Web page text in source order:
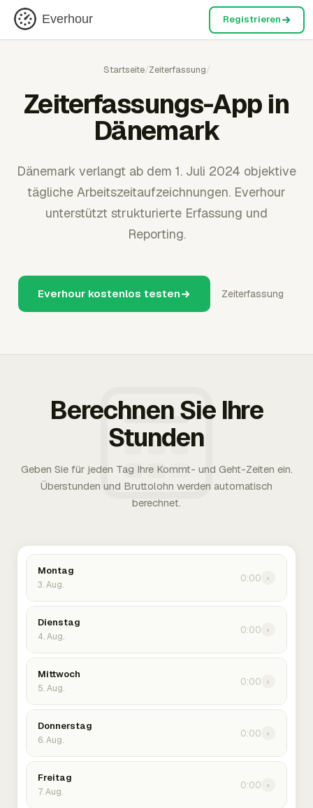
Everhour Registrieren
Startseite/Zeiterfassung/
Zeiterfassungs-App in
Dänemark
Dänemark verlangt ab dem 1. Juli 2024 objektive
tägliche Arbeitszeitaufzeichnungen. Everhour
unterstützt strukturierte Erfassung und
Reporting.
Everhour kostenlos testen Zeiterfassung
Berechnen Sie Ihre
Stunden
Geben Sie für jeden Tag Ihre Kommt- und Geht-Zeiten ein.
Überstunden und Bruttolohn werden automatisch
berechnet.
Montag
3. Aug.
0:00 ›
Dienstag
4. Aug.
0:00 ›
Mittwoch
5. Aug.
0:00 ›
Donnerstag
6. Aug.
0:00 ›
Freitag
7. Aug.
0:00 ›